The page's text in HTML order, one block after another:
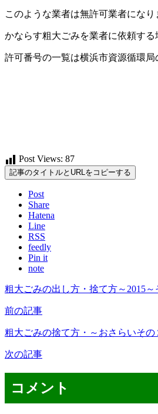
このような業者は無許可業者になり
かならす粗大ごみを業者に依頼す
許可番号の一覧は横浜市資源循環
Post Views: 87
記事のタイトルとURLをコピーする
Post
Share
Hatena
Line
RSS
feedly
Pin it
note
粗大ごみの出し方・捨て方～2015～
前の記事
粗大ごみの捨て方・～おさらいその
次の記事
コメント